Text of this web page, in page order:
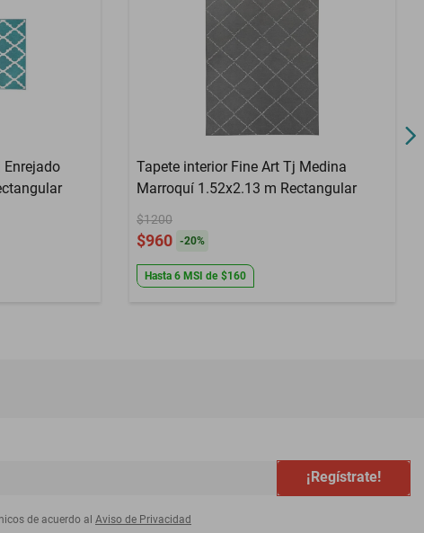
0.91x1.52 m Rectangular
Tapete interior Fine Art Tj Medina
Marroquí 1.52x2.13 m Rectangular
$1200
$960 -20%
Hasta 6 MSI de $160
¡Regístrate!
de acuerdo al Aviso de Privacidad